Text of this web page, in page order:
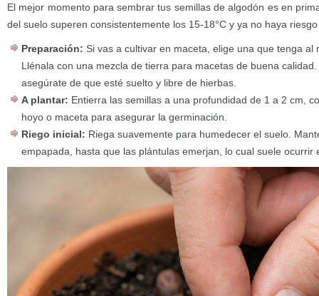
El mejor momento para sembrar tus semillas de algodón es en
del suelo superen consistentemente los 15-18°C y ya no haya
Preparación: Si vas a cultivar en maceta, elige una que tenga
Llénala con una mezcla de tierra para macetas de buena
asegúrate de que esté suelto y libre de hierbas.
A plantar: Entierra las semillas a una profundidad de 1 a 2 cm,
hoyo o maceta para asegurar la germinación.
Riego inicial: Riega suavemente para humedecer el suelo.
empapada, hasta que las plántulas emerjan, lo cual suele ocurrir